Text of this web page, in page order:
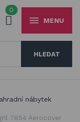
0
MENU
nábytek
HLEDAT
nábytek
7854 Aerocover